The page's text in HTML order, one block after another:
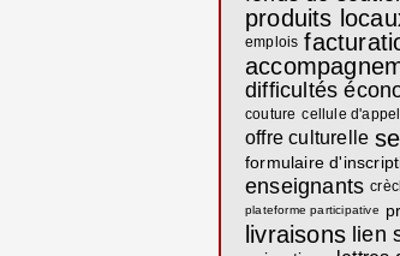
produits
emplois
difficultés
couture cellule d'appel
offre culturelle
formulaire
enseignants
plateforme participative
livraisons lien